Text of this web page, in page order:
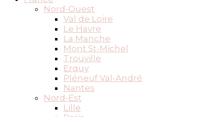
de s'envoler vers…
Nord-Ouest
Val de Loire
Le Havre
La Manche
Mont St-Michel
Trouville
Erquy
Pléneuf Val-André
Nantes
Nord-Est
Lille